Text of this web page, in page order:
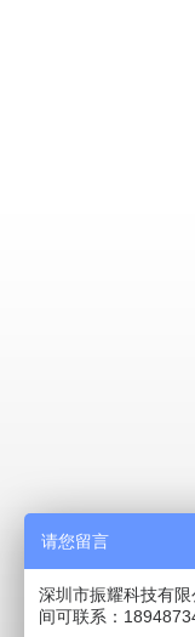
请您留言
深圳市振耀科技有
间可联系：